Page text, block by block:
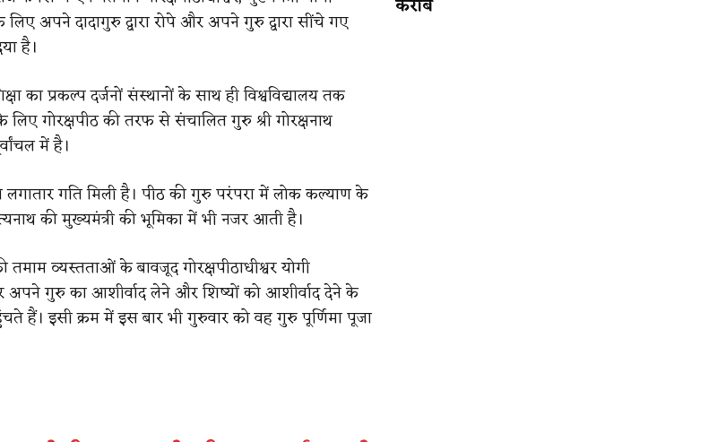
अपने दादागुरु द्वारा रोपे और अपने गुरु द्वारा सींचे गए
है।
प्रकल्प दर्जनों संस्थानों के साथ ही विश्वविद्यालय तक
लिए गोरक्षपीठ की तरफ से संचालित गुरु श्री गोरक्षनाथ
में है।
लगातार गति मिली है। पीठ की गुरु परंपरा में लोक कल्याण के
की मुख्यमंत्री की भूमिका में भी नजर आती है।
व्यस्तताओं के बावजूद गोरक्षपीठाधीश्वर योगी
अपने गुरु का आशीर्वाद लेने और शिष्यों को आशीर्वाद देने के
हैं। इसी क्रम में इस बार भी गुरुवार को वह गुरु पूर्णिमा पूजा
करीब